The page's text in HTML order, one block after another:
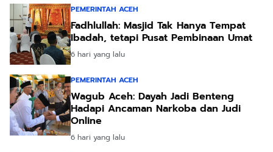
PEMERINTAH ACEH
Fadhlullah: Masjid Tak Hanya Tempat
Ibadah, tetapi Pusat Pembinaan Umat
6 hari yang lalu
PEMERINTAH ACEH
Wagub Aceh: Dayah Jadi Benteng
Hadapi Ancaman Narkoba dan Judi
Online
6 hari yang lalu